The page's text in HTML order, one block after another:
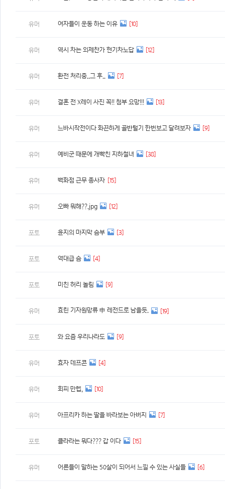
유머 여자들이 운동 하는 이유 [10]
유머 역시 차는 외제찬가 현기차노답 [12]
유머 환전 처리중..그 후.. [7]
유머 결혼 전 X레이 사진 꼭!! 첨부 요망!!! [13]
유머 느바시작전이다 화끈하게 골반털기 한번보고 달려보자 [9]
유머 예비군 때문에 개빡친 지하철녀 [38]
유머 백화점 근무 종사자 [15]
유머 오빠 뭐해??.jpg [12]
포토 윤지의 마지막 슴부 [3]
포토 역대급 슴 [4]
포토 미친 허리 놀림 [9]
유머 효린 기자원망류 申 레전드로 남을듯. [19]
포토 와 요즘 우리나라도 [9]
유머 효자 데프콘 [4]
유머 회피 만렙, [10]
유머 아프리카 하는 딸을 바라보는 아버지 [7]
포토 클라라는 뭐다??? 갑 이다 [15]
유머 어른들이 말하는 50살이 되어서 느낄 수 있는 사실들 [6]